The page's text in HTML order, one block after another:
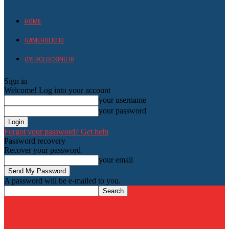
HOME
GAMEHOLIC.ID
OVERCLOCKING ID
Sign in
Welcome! Log into your account
your username
your password
Forgot your password? Get help
Password recovery
Recover your password
your email
A password will be e-mailed to you.